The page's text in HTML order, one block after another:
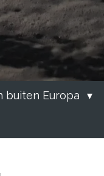
buiten Europa